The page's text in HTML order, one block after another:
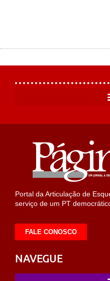
Portal da Articulação de
serviço de um PT
FALE CONOSCO
NAVEGUE